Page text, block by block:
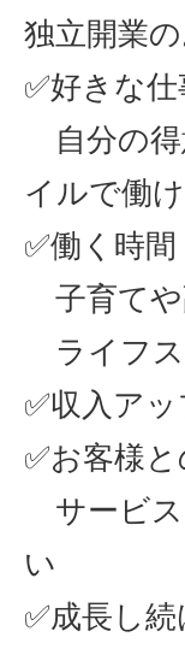
独立開業
✅好きな
自分の得
イルで働
✅働く時
子育てや
ライフス
✅収入ア
✅お客様
サービス
い
✅成長し